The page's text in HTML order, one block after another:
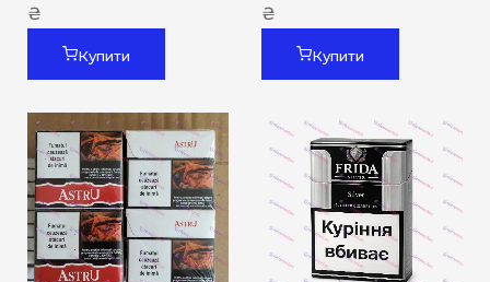
₴
Купити
₴
Купити